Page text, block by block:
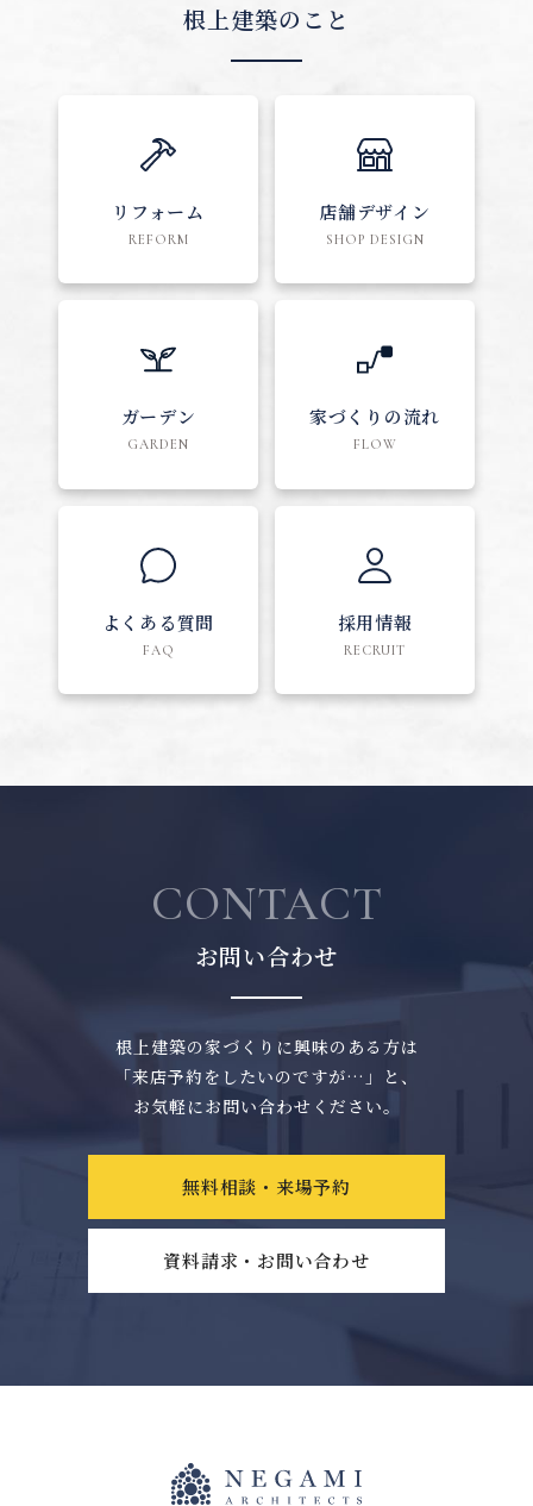
根上建築のこと
リフォーム
REFORM
店舗デザイン
SHOP DESIGN
ガーデン
GARDEN
家づくりの流れ
FLOW
よくある質問
FAQ
採用情報
RECRUIT
CONTACT
お問い合わせ
根上建築の家づくりに興味のある方は
「来店予約をしたいのですが…」と、
お気軽にお問い合わせください。
無料相談・来場予約
資料請求・お問い合わせ